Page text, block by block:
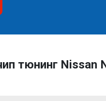
тюнинг Nissan